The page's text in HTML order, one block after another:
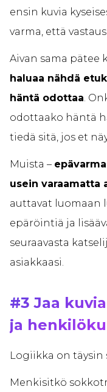
ensin kuvia
varma, että vastaus
Aivan sama pätee
haluaa nähdä
häntä odottaa.
odottaako häntä
tiedä sitä, jos et
Muista –
usein varaamatta
auttavat luomaan
epäröintiä ja
seuraavasta
asiakkaasi.
#3 Jaa
ja
Logiikka on täysin
Menkisitkö